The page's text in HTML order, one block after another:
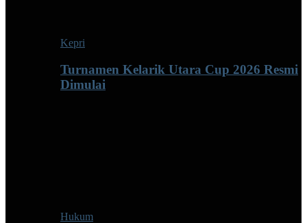
Kepri
Turnamen Kelarik Utara Cup 2026 Resmi
Dimulai
Hukum